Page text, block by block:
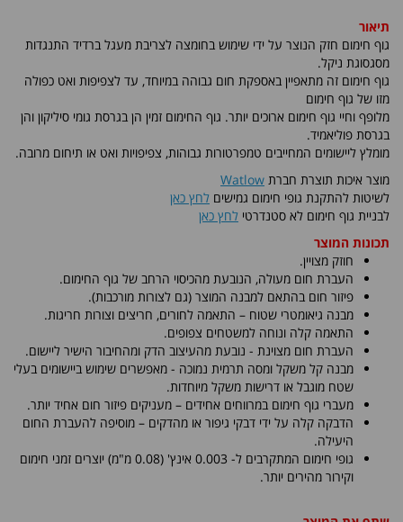
תיאור
גוף חימום חזק הנוצר על ידי שימוש בחומצה לצריבת מעגל ברדיד התנגדות
מסגסוגת ניקל.
גוף חימום זה מתאפיין באספקת חום גבוהה במיוחד, עד לצפיפות ואט כפולה
מזו של גוף חימום
מלופף וחיי גוף חימום ארוכים יותר. גוף החימום זמין הן בגרסת גומי סיליקון והן
בגרסת פוליאמיד.
מומלץ ליישומים המחייבים טמפרטורות גבוהות, צפיפויות ואט או תיחום מרובה.
מוצר איכות תוצרת חברת Watlow
לשיטות להתקנת גופי חימום גמישים לחץ כאן
לבניית גוף חימום לא סטנדרטי לחץ כאן
תכונות המוצר
חוזק מצויין.
העברת חום מעולה, הנובעת מהכיסוי הרחב של גוף החימום.
פיזור חום בהתאם למבנה המוצר (גם לצורות מורכבות).
מבנה גיאומטרי שטוח – התאמה לחורים, חריצים וצורות חריגות.
התאמה קלה ונוחה למשטחים צפופים.
העברת חום מצוינת - נובעת מהעיצוב הדק ומהחיבור הישיר ליישום.
מבנה קל משקל ומסה תרמית נמוכה - מאפשרים שימוש ביישומים בעלי
שטח מוגבל או דרישות משקל מיוחדות.
מעברי גוף חימום במרווחים אחידים – מעניקים פיזור חום אחיד יותר.
הדבקה קלה על ידי דבקי גיפור או מהדקים – מוסיפה להעברת החום
היעילה.
גופי חימום המתקרבים ל- 0.003 אינץ' (0.08 מ"מ) יוצרים זמני חימום
וקירור מהירים יותר.